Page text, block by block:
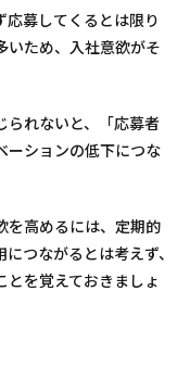
応募してくるとは限り
いため、入社意欲がそ
られないと、「応募者
ーションの低下につな
を高めるには、定期的
つながるとは考えず、
とを覚えておきましょ